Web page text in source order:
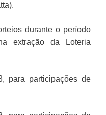
durante o período
extração da Loteria
para participações de